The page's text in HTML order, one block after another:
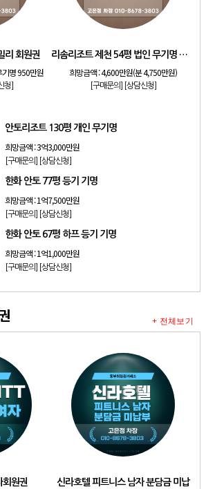
리 회원권
명 950만원
청]
리솜리조트 제천 54평 법인 무기명 회원제
희망금액 :4,600만원(분 4,750만원)
[구매문의] [상담신청]
안토리조트 130평 개인 무기명
희망금액 :3억3,000만원
[구매문의] [상담신청]
한화 안토 77평 등기 기명
희망금액 :1억7,500만원
[구매문의] [상담신청]
한화 안토 67평 하프 등기 기명
희망금액 :1억1,000만원
[구매문의] [상담신청]
회원권 신라호텔 피트니스 남자 분담금 미납
+ 전체보기